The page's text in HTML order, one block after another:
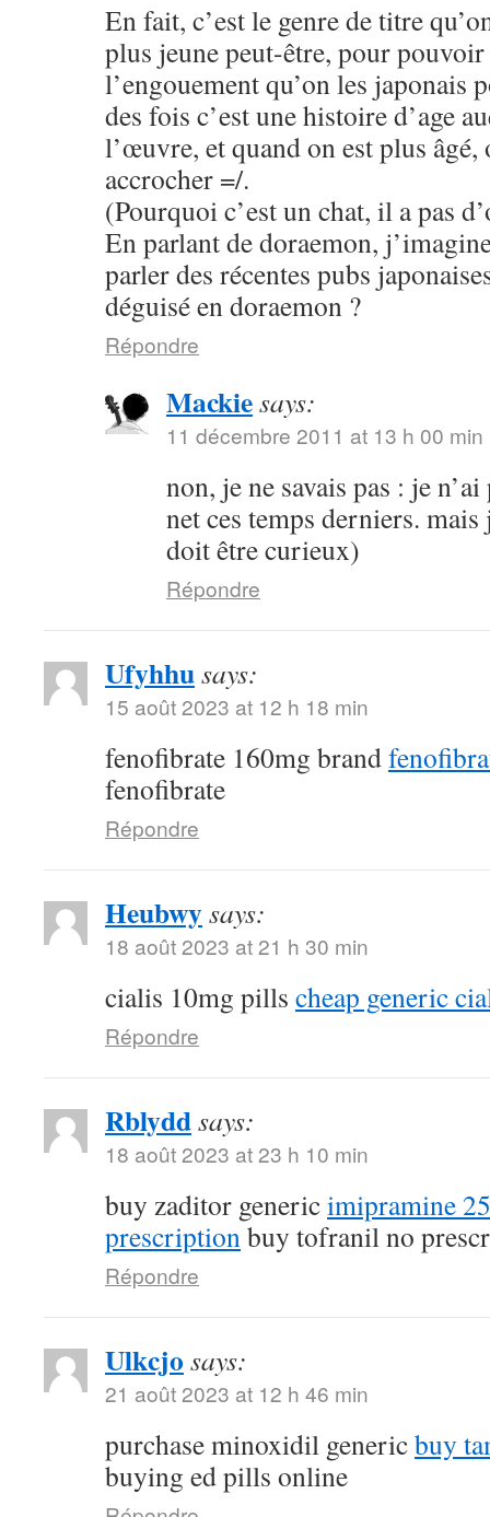
En fait, c’est le genre de titre
plus jeune peut-être, pour
l’engouement qu’on les japonais
des fois c’est une histoire d’age
l’œuvre, et quand on est plus âgé,
accrocher =/.
(Pourquoi c’est un chat, il a pas
En parlant de doraemon,
parler des récentes pubs
déguisé en doraemon ?
Répondre
Mackiesays:
11 décembre 2011 at 13 h 00 min
non, je ne savais pas : je
net ces temps derniers.
doit être curieux)
Répondre
Ufyhhusays:
15 août 2023 at 12 h 18 min
fenofibrate 160mg brand
fenofibrate
Répondre
Heubwysays:
18 août 2023 at 21 h 30 min
cialis 10mg pills cheap generic
Répondre
Rblyddsays:
18 août 2023 at 23 h 10 min
buy zaditor genericimipramine
prescriptionbuy tofranil no
Répondre
Ulkcjo says:
21 août 2023 at 12 h 46 min
purchase minoxidil genericbuy
buying ed pills online